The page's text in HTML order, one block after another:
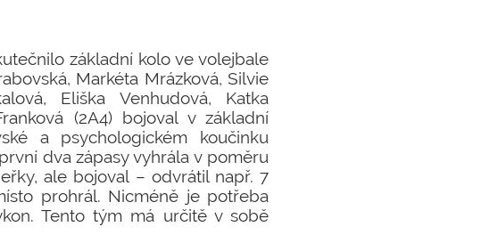
základní kolo ve volejbale
Markéta Mrázková, Silvie
Eliška Venhudová, Katka
(2A4) bojoval v základní
a psychologickém koučinku
dva zápasy vyhrála v poměru
ale bojoval – odvrátil např. 7
prohrál. Nicméně je potřeba
Tento tým má určitě v sobě